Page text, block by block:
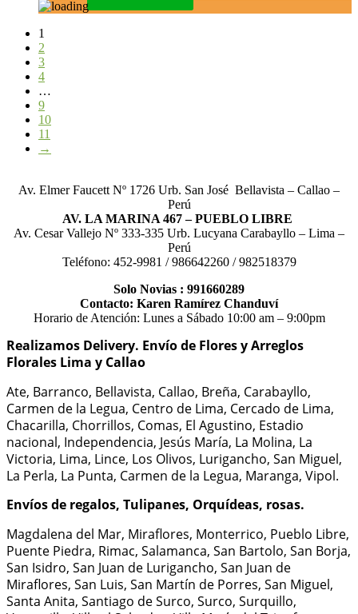
1
2
3
4
…
9
10
11
→
Av. Elmer Faucett Nº 1726 Urb. San José Bellavista – Callao –
Perú
AV. LA MARINA 467 – PUEBLO LIBRE
Av. Cesar Vallejo Nº 333-335 Urb. Lucyana Carabayllo – Lima –
Perú
Teléfono: 452-9981 / 986642260 / 982518379
Solo Novias : 991660289
Contacto: Karen Ramírez Chanduví
Horario de Atención: Lunes a Sábado 10:00 am – 9:00pm
Realizamos Delivery. Envío de Flores y Arreglos
Florales Lima y Callao
Ate, Barranco, Bellavista, Callao, Breña, Carabayllo,
Carmen de la Legua, Centro de Lima, Cercado de Lima,
Chacarilla, Chorrillos, Comas, El Agustino, Estadio
nacional, Independencia, Jesús María, La Molina, La
Victoria, Lima, Lince, Los Olivos, Lurigancho, San Miguel,
La Perla, La Punta, Carmen de la Legua, Maranga, Vipol.
Envíos de regalos, Tulipanes, Orquídeas, rosas.
Magdalena del Mar, Miraflores, Monterrico, Pueblo Libre,
Puente Piedra, Rimac, Salamanca, San Bartolo, San Borja,
San Isidro, San Juan de Lurigancho, San Juan de
Miraflores, San Luis, San Martín de Porres, San Miguel,
Santa Anita, Santiago de Surco, Surco, Surquillo,